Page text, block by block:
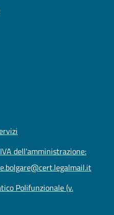
dell'amministrazione:
Polifunzionale (v.